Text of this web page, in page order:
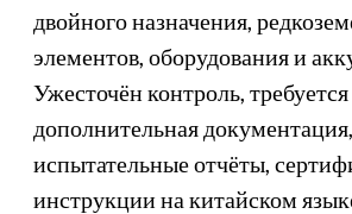
двойного назначения,
элементов, оборудования и
Ужесточён контроль, требуется
дополнительная
испытательные отчёты,
инструкции на китайском